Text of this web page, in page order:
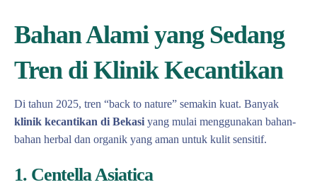
Bahan Alami yang Sedang
Tren di Klinik Kecantikan
Di tahun 2025, tren “back to nature” semakin kuat. Banyak
klinik kecantikan di Bekasi yang mulai menggunakan bahan-
bahan herbal dan organik yang aman untuk kulit sensitif.
1. Centella Asiatica